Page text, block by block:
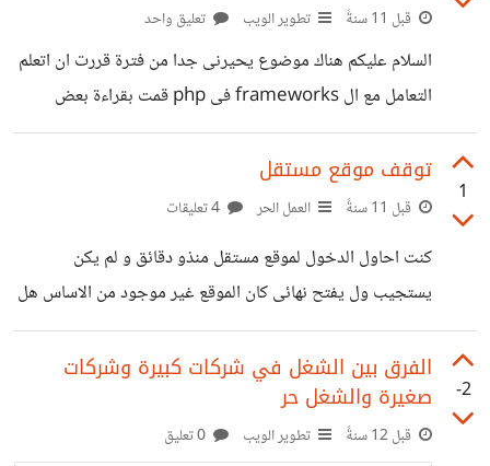
من الممكن توضيح لماذا يتم عرض العروض بهذة الشكل !!!
قبل 11 سنةً تطوير الويب تعليق واحد
السلام عليكم هناك موضوع يحيرنى جدا من فترة قررت ان اتعلم
التعامل مع ال frameworks فى php قمت بقراءة بعض
المواضيع و النقاشات عن انواع مختلفة من ال frameworks و
تم ذكر اكتر من مرة ان الاطار الفلانى يصلح للمشاريع الكبيرة و
الاطار الاخر الذى يدعى ****** يصلح للمشاريع المتوسطة الى
او متوسط او كبير مثلا يوجد لدى مشروع فى الوقت الحالى
اقوم بتطويرة عبارة عن نظام ادارة موظفين
1
توقف موقع مستقل
قبل 11 سنةً العمل الحر
كنت احاول الدخول لموقع مستقل منذو دقائق و لم يكن
يستجيب ول يفتح نهائى كان الموقع غير موجود من الاساس هل
كن هناك مشكلة ؟ هو الان يعمل ...
-2
الفرق بين الشغل في شركات كبيرة وشركات
صغيرة والشغل حر
قبل 12 سنةً تطوير الويب